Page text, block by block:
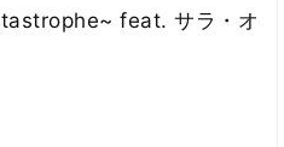
feat. サラ・オ